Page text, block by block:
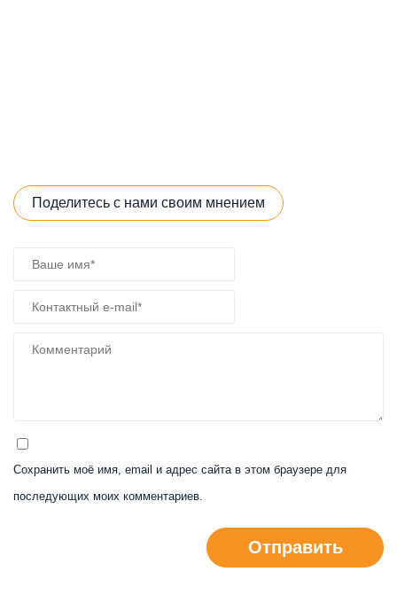
Поделитесь с нами своим мнением
Сохранить моё имя, email и адрес сайта в этом браузере для
последующих моих комментариев.
Отправить